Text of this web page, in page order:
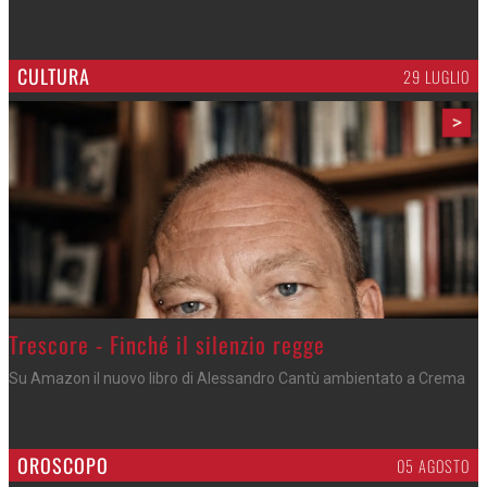
CULTURA 29 LUGLIO
>
Trescore - Finché il silenzio regge
Su Amazon il nuovo libro di Alessandro Cantù ambientato a Crema
OROSCOPO 05 AGOSTO